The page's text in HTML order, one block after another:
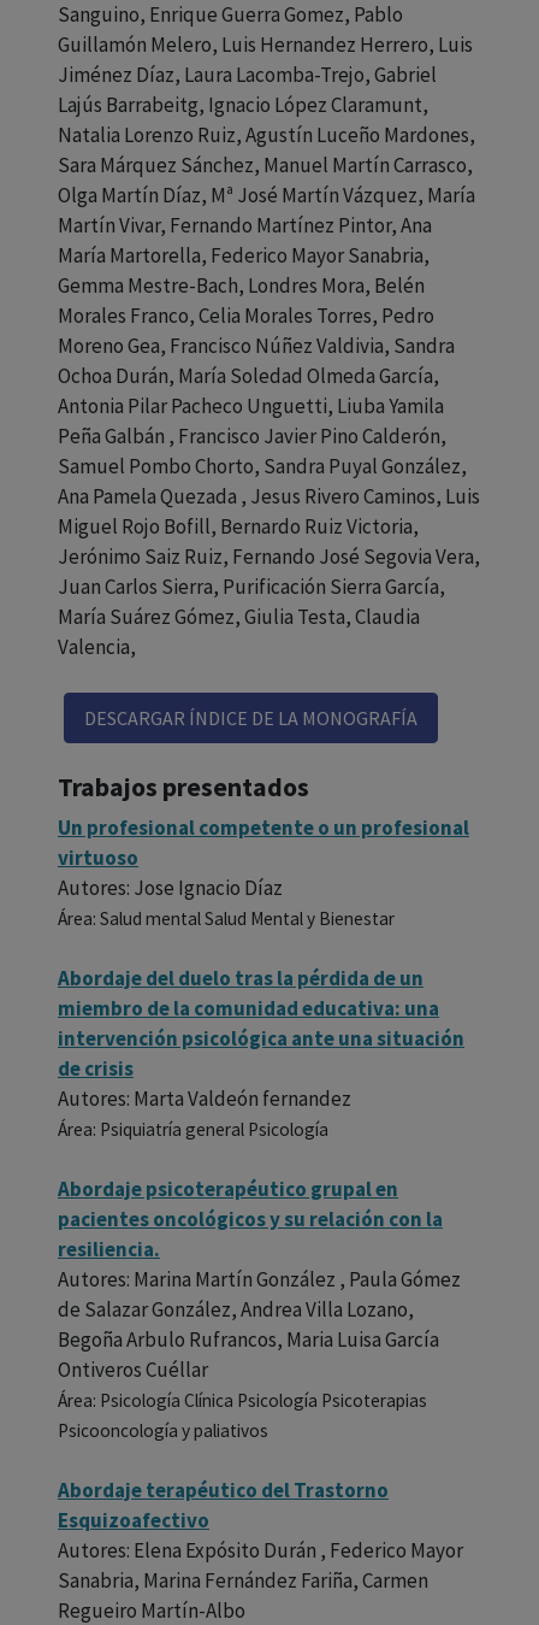
Sanguino, Enrique Guerra Gomez, Pablo
Guillamón Melero, Luis Hernandez Herrero, Luis
Jiménez Díaz, Laura Lacomba-Trejo, Gabriel
Lajús Barrabeitg, Ignacio López Claramunt,
Natalia Lorenzo Ruiz, Agustín Luceño Mardones,
Sara Márquez Sánchez, Manuel Martín Carrasco,
Olga Martín Díaz, Mª José Martín Vázquez, María
Martín Vivar, Fernando Martínez Pintor, Ana
María Martorella, Federico Mayor Sanabria,
Gemma Mestre-Bach, Londres Mora, Belén
Morales Franco, Celia Morales Torres, Pedro
Moreno Gea, Francisco Núñez Valdivia, Sandra
Ochoa Durán, María Soledad Olmeda García,
Antonia Pilar Pacheco Unguetti, Liuba Yamila
Peña Galbán , Francisco Javier Pino Calderón,
Samuel Pombo Chorto, Sandra Puyal González,
Ana Pamela Quezada , Jesus Rivero Caminos, Luis
Miguel Rojo Bofill, Bernardo Ruiz Victoria,
Jerónimo Saiz Ruiz, Fernando José Segovia Vera,
Juan Carlos Sierra, Purificación Sierra García,
María Suárez Gómez, Giulia Testa, Claudia
Valencia,
DESCARGAR ÍNDICE DE LA MONOGRAFÍA
Trabajos presentados
Un profesional competente o un profesional
virtuoso
Autores: Jose Ignacio Díaz
Área: Salud mental Salud Mental y Bienestar
Abordaje del duelo tras la pérdida de un
miembro de la comunidad educativa: una
intervención psicológica ante una situación
de crisis
Autores: Marta Valdeón fernandez
Área: Psiquiatría general Psicología
Abordaje psicoterapéutico grupal en
pacientes oncológicos y su relación con la
resiliencia.
Autores: Marina Martín González , Paula Gómez
de Salazar González, Andrea Villa Lozano,
Begoña Arbulo Rufrancos, Maria Luisa García
Ontiveros Cuéllar
Área: Psicología Clínica Psicología Psicoterapias
Psicooncología y paliativos
Abordaje terapéutico del Trastorno
Esquizoafectivo
Autores: Elena Expósito Durán , Federico Mayor
Sanabria, Marina Fernández Fariña, Carmen
Regueiro Martín-Albo